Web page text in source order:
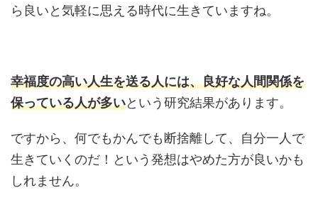
ら良いと気軽に思える時代に生きていますね。
幸福度の高い人生を送る人には、良好な人間関係を
保っている人が多いという研究結果があります。
ですから、何でもかんでも断捨離して、自分一人で
生きていくのだ！という発想はやめた方が良いかも
しれません。